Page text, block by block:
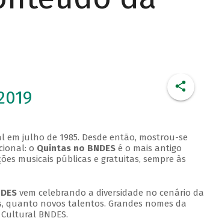
em julho de 1985. Desde então, mostrou-se
o Quintas no BNDESé o mais antigo
musicais públicas e gratuitas, sempre às
vem celebrando a diversidade no cenário da
quanto novos talentos. Grandes nomes da
BNDES.